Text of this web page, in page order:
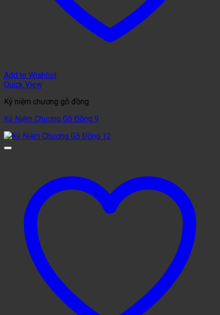
Add to Wishlist
Quick View
Kỷ niệm chương gỗ đồng
Kỷ Niệm Chương Gỗ Đồng 9